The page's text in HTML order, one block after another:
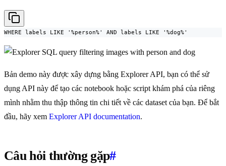
WHERE labels LIKE '%person%' AND labels LIKE '%dog%'
Bản demo này được xây dựng bằng Explorer API, bạn có thể sử
dụng API này để tạo các notebook hoặc script khám phá của riêng
mình nhằm thu thập thông tin chi tiết về các dataset của bạn. Để bắt
đầu, hãy xem Explorer API documentation.
Câu hỏi thường gặp#